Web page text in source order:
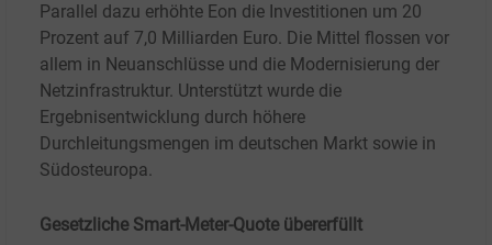
Parallel dazu erhöhte Eon die Investitionen um 20
Prozent auf 7,0 Milliarden Euro. Die Mittel flossen vor
allem in Neuanschlüsse und die Modernisierung der
Netzinfrastruktur. Unterstützt wurde die
Ergebnisentwicklung durch höhere
Durchleitungsmengen im deutschen Markt sowie in
Südosteuropa.
Gesetzliche ​Smart-Meter-Quote übererfüllt